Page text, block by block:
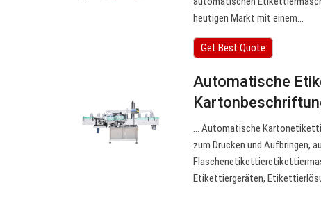
heutigen Markt mit einem…
Get Best Quote
Automatische
… Automatische
zum Drucken und Aufbringen,
Etikettiergeräten,